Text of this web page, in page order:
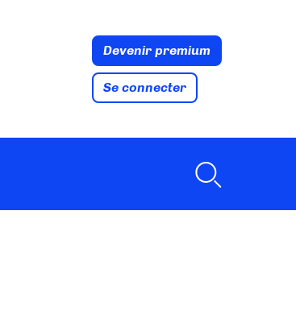
Devenir premium
Se connecter